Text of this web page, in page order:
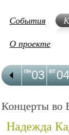
События
О проекте
03
ПН 04
ВТ
Концерты во
Надежда